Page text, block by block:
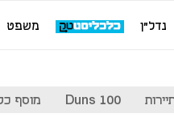
נדל"ן משפט
Duns 100 מוסף